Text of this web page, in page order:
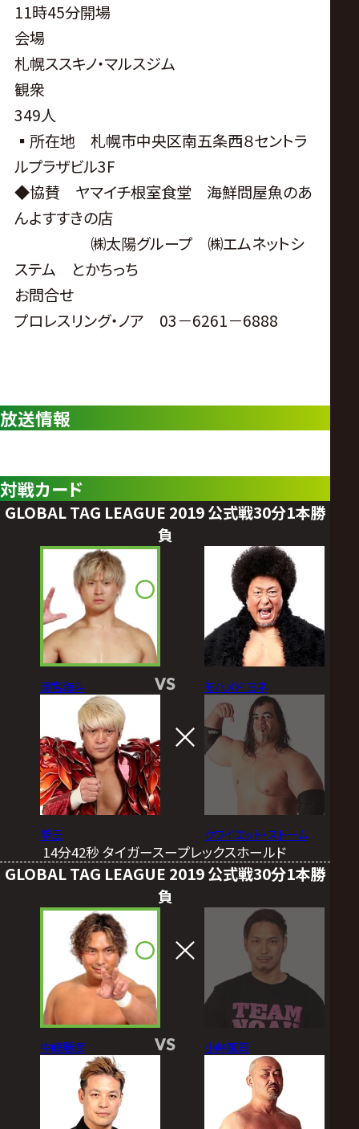
11時45分開場
会場
札幌ススキノ・マルスジム
観衆
349人
▪︎所在地 札幌市中央区南五条西８セントラ
ルプラザビル3F
◆協賛 ヤマイチ根室食堂 海鮮問屋魚のあ
んよすすきの店
㈱太陽グループ ㈱エムネットシ
ステム とかちっち
お問合せ
プロレスリング・ノア 03－6261－6888
放送情報
対戦カード
GLOBAL TAG LEAGUE 2019 公式戦30分1本勝
負
清宮海斗
拳王
VS モハメド ヨネ
クワイエット・ストーム
14分42秒 タイガースープレックスホールド
GLOBAL TAG LEAGUE 2019 公式戦30分1本勝
負
中嶋勝彦 VS 小峠篤司